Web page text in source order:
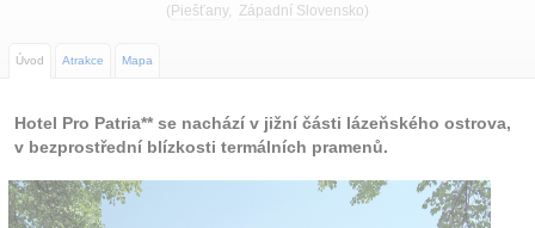
Skupiny a konference
Novinky
O nás
( Piešťany, Západní Slovensko)
Úvod Atrakce Mapa
Hotel Pro Patria** se nachází v jižní části lázeňského ostrova,
v bezprostřední blízkosti termálních pramenů.